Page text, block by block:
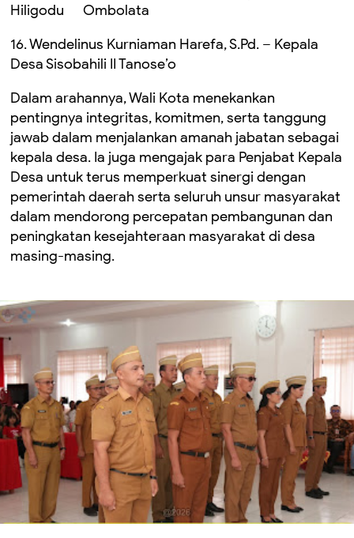
Hiligodu Ombolata
16. Wendelinus Kurniaman Harefa, S.Pd. – Kepala
Desa Sisobahili II Tanose’o
Dalam arahannya, Wali Kota menekankan
pentingnya integritas, komitmen, serta tanggung
jawab dalam menjalankan amanah jabatan sebagai
kepala desa. Ia juga mengajak para Penjabat Kepala
Desa untuk terus memperkuat sinergi dengan
pemerintah daerah serta seluruh unsur masyarakat
dalam mendorong percepatan pembangunan dan
peningkatan kesejahteraan masyarakat di desa
masing-masing.